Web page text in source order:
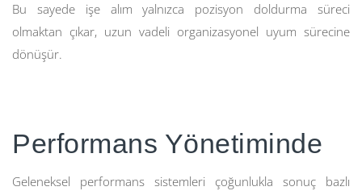
Bu sayede işe alım yalnızca pozisyon doldurma süreci
olmaktan çıkar, uzun vadeli organizasyonel uyum sürecine
dönüşür.
Performans Yönetiminde
Geleneksel performans sistemleri çoğunlukla sonuç bazlı